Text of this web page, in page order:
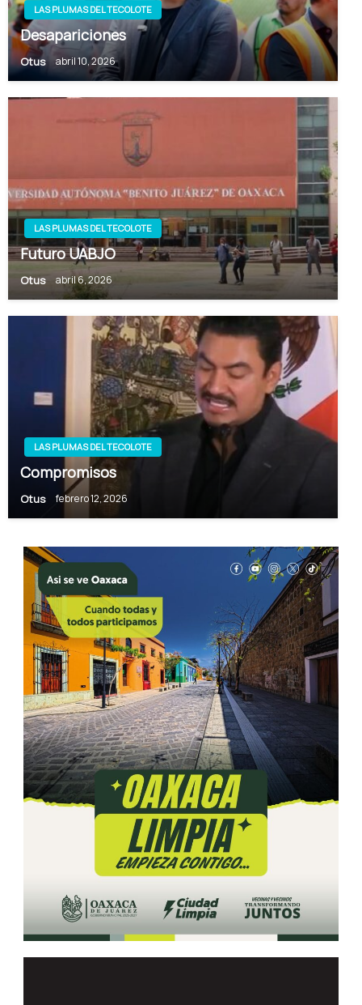
LAS PLUMAS DEL TECOLOTE
Desapariciones
Otus abril 10, 2026
LAS PLUMAS DEL TECOLOTE
Futuro UABJO
Otus abril 6, 2026
LAS PLUMAS DEL TECOLOTE
Compromisos
Otus febrero 12, 2026